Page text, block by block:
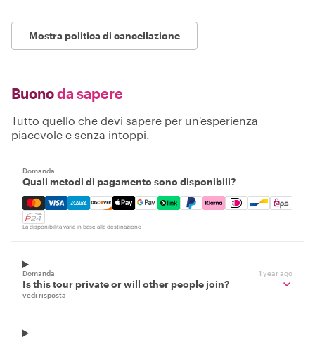
Mostra politica di cancellazione
Buonoda sapere
Tutto quello che devi sapere per un'esperienza
piacevole e senza intoppi.
Domanda
Quali metodi di pagamento sono disponibili?
Mastercard, Visa, Amex, Discover, Apple Pay, Google
La disponibilità varia in base alla destinazione
Domanda 1 year ago
Is this tour private or will other people join?
vedi risposta